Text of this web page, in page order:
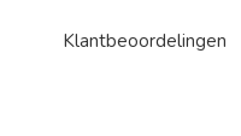
Klantbeoordelingen